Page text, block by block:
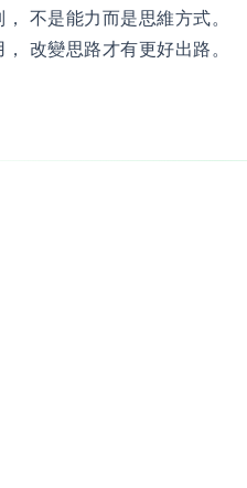
， 不是能力而是思維方式。
改變思路才有更好出路。